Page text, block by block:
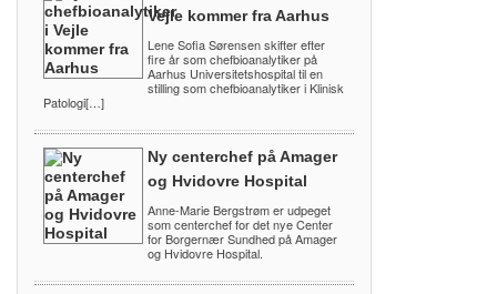
Vejle kommer fra Aarhus
Lene Sofia Sørensen skifter efter
fire år som chefbioanalytiker på
Aarhus Universitetshospital til en
stilling som chefbioanalytiker i Klinisk
Patologi[…]
Ny centerchef på Amager
og Hvidovre Hospital
Anne-Marie Bergstrøm er udpeget
som centerchef for det nye Center
for Borgernær Sundhed på Amager
og Hvidovre Hospital.